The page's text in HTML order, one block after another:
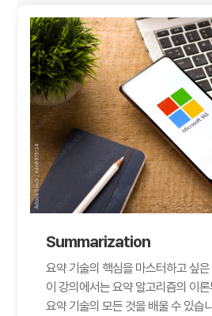
Summarization
요약 기술의 핵심을 마스터하고 싶
이 강의에서는 요약 알고리즘의 이
요약 기술의 모든 것을 배울 수 있습